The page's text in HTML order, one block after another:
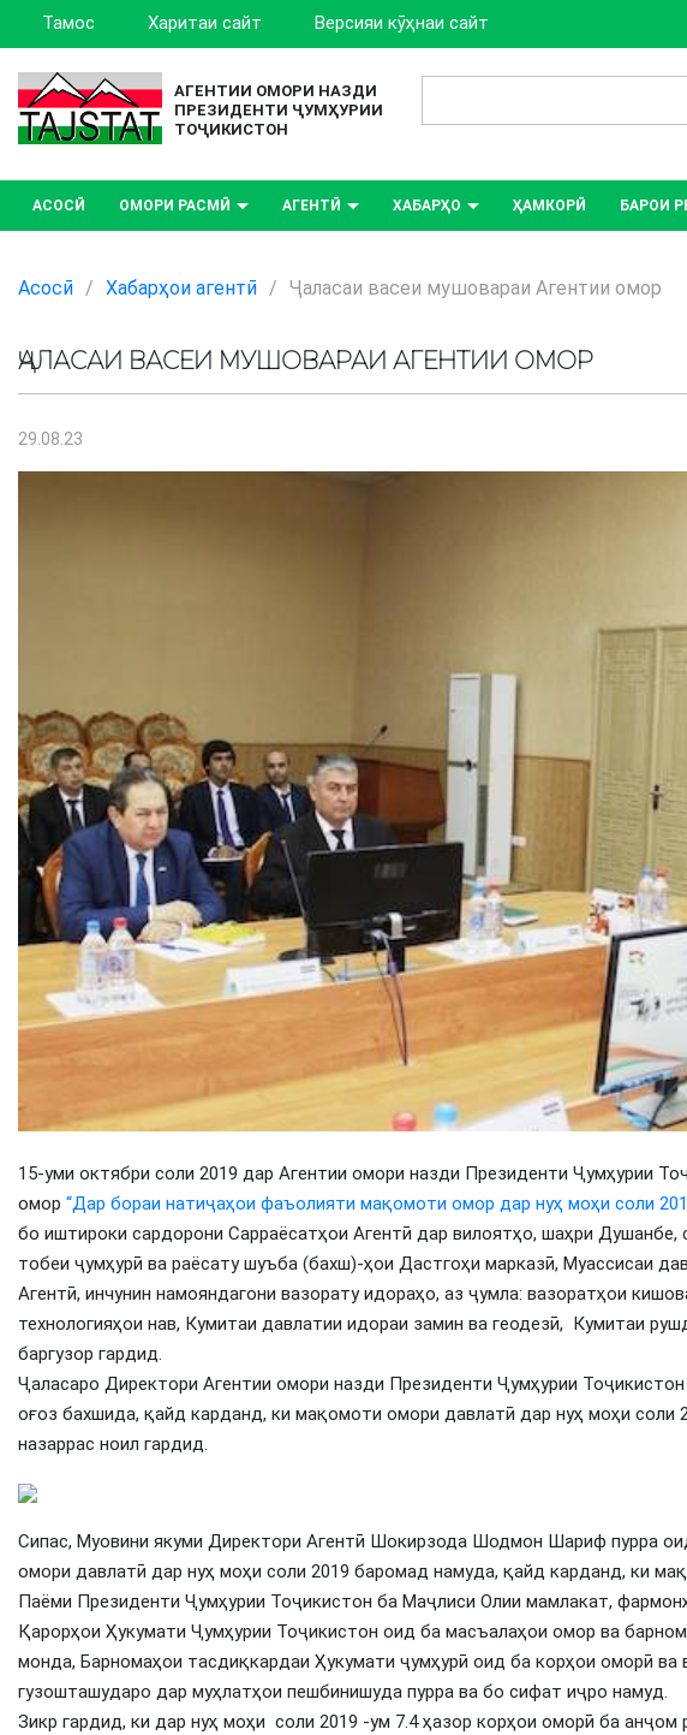
Тамос Харитаи сайт Версияи кӯҳнаи сайт
АГЕНТИИ ОМОРИ НАЗДИ
ПРЕЗИДЕНТИ ҶУМҲУРИИ
ТОҶИКИСТОН
АСОСӢ ОМОРИ РАСМӢ АГЕНТӢ ХАБАРҲО ҲАМКОРӢ БАРОИ
Асосӣ / Хабарҳои агентӣ / Ҷаласаи васеи мушовараи Агентии омор
ҶАЛАСАИ ВАСЕИ МУШОВАРАИ АГЕНТИИ ОМОР
29.08.23
15-уми октябри соли 2019 дар Агентии омори назди Президенти Ҷумҳурии
омор “Дар бораи натиҷаҳои фаъолияти мақомоти омор дар нуҳ моҳи соли
бо иштироки сардорони Сарраёсатҳои Агентӣ дар вилоятҳо, шаҳри
тобеи ҷумҳурӣ ва раёсату шуъба (бахш)-ҳои Дастгоҳи марказӣ, Муассисаи
Агентӣ, инчунин намояндагони вазорату идораҳо, аз ҷумла: вазоратҳои
технологияҳои нав, Кумитаи давлатии идораи замин ва геодезӣ, Кумитаи
баргузор гардид.
Ҷаласаро Директори Агентии омори назди Президенти Ҷумҳурии
оғоз бахшида, қайд карданд, ки мақомоти омори давлатӣ дар нуҳ моҳи соли
назаррас ноил гардид.
Сипас, Муовини якуми Директори Агентӣ Шокирзода Шодмон Шариф пурра
омори давлатӣ дар нуҳ моҳи соли 2019 баромад намуда, қайд карданд, ки
Паёми Президенти Ҷумҳурии Тоҷикистон ба Маҷлиси Олии мамлакат,
Қарорҳои Ҳукумати Ҷумҳурии Тоҷикистон оид ба масъалаҳои омор ва
монда, Барномаҳои тасдиқкардаи Ҳукумати ҷумҳурӣ оид ба корҳои оморӣ
гузошташударо дар муҳлатҳои пешбинишуда пурра ва бо сифат иҷро намуд.
Зикр гардид, ки дар нуҳ моҳи соли 2019 -ум 7.4 ҳазор корҳои оморӣ ба